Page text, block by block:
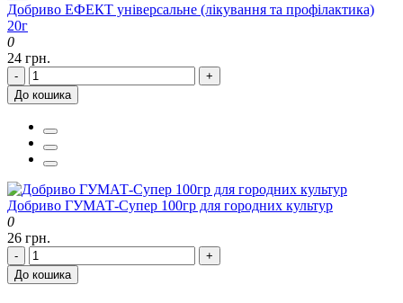
Добриво ЕФЕКТ універсальне (лікування та профілактика)
20г
0
24 грн.
-
+
До кошика
Добриво ГУМАТ-Супер 100гр для городних культур
0
26 грн.
-
+
До кошика